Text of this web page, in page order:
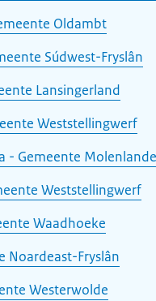
Oldambt
Súdwest-Fryslân
Lansingerland
Weststellingwerf
- Gemeente
Weststellingwerf
Waadhoeke
Noardeast-Fryslân
Westerwolde